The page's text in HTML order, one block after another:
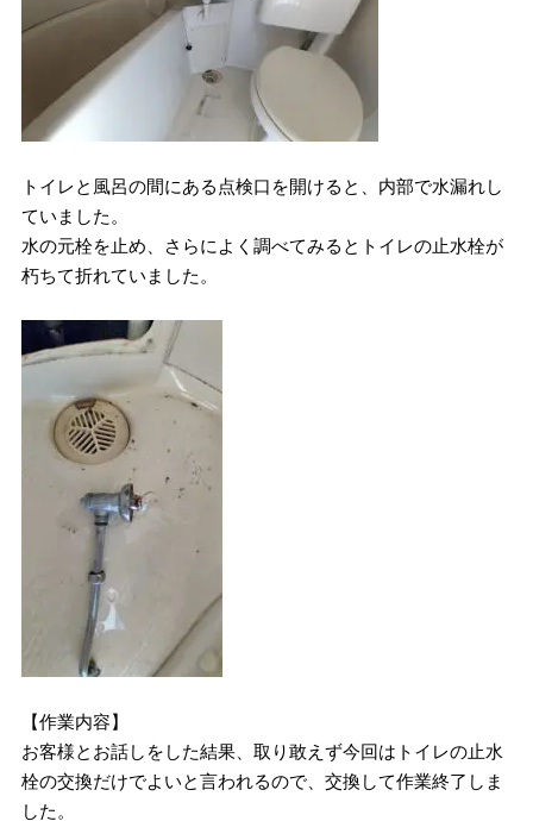
トイレと風呂の間にある点検口を開けると、内部で水漏れし
ていました。
水の元栓を止め、さらによく調べてみるとトイレの止水栓が
朽ちて折れていました。
【作業内容】
お客様とお話しをした結果、取り敢えず今回はトイレの止水
栓の交換だけでよいと言われるので、交換して作業終了しま
した。